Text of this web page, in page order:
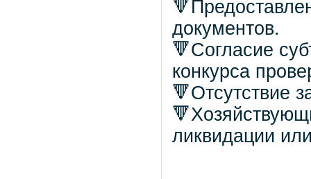
документов.
🔻Согласие
конкурса
🔻Отсутствие
ликвидации